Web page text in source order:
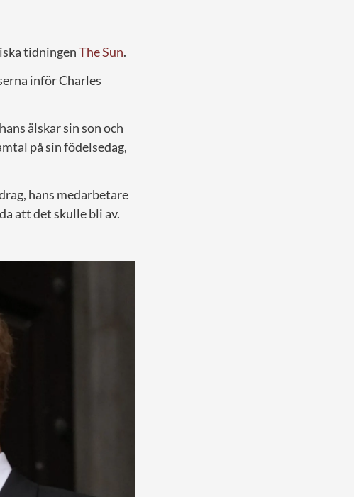
tidningenThe Sun.
inför Charles
älskar sin son och
på sin födelsedag,
hans medarbetare
att det skulle bli av.